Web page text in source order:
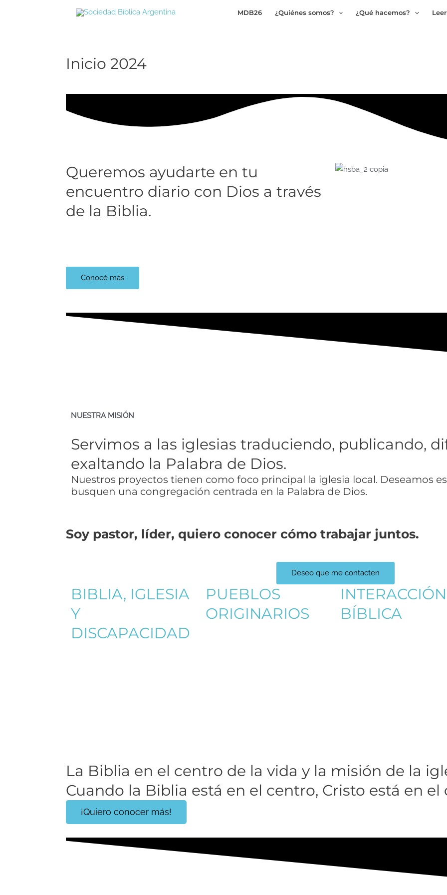
MDB26 ¿Quiénes somos? ¿Qué hacemos?
Inicio 2024
Queremos ayudarte en tu
encuentro diario con Dios a través
de la Biblia.​
Conocé más
NUESTRA MISIÓN
Servimos a las iglesias traduciendo, publicando,
exaltando la Palabra de Dios.
Nuestros proyectos tienen como foco principal la iglesia local. Deseamos
busquen una congregación centrada en la Palabra de Dios.
Soy pastor, líder, quiero conocer cómo trabajar juntos.
Deseo que me contacten
BIBLIA, IGLESIA
Y
DISCAPACIDAD
PUEBLOS
ORIGINARIOS
INTERACCIÓN
BÍBLICA
La Biblia en el centro de la vida y la misión de la
Cuando la Biblia está en el centro, Cristo está en el
¡Quiero conocer más!